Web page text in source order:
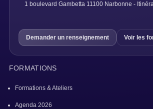
1 boulevard Gambetta 11100 Narbonne -
Demander un renseignement Voir les
FORMATIONS
Formations & Ateliers
Agenda 2026